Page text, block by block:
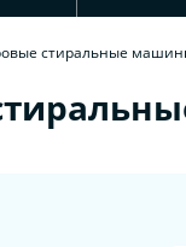
стиральные